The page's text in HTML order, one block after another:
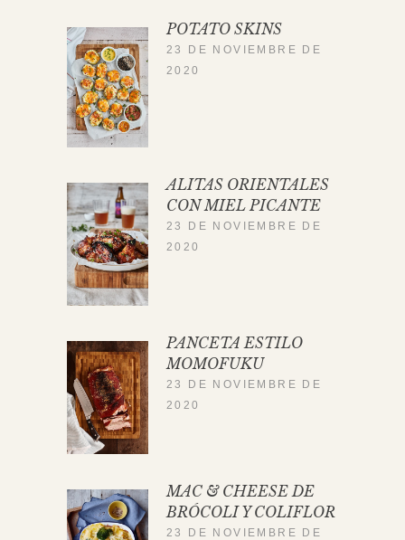
POTATO SKINS
23 DE NOVIEMBRE DE
2020
ALITAS ORIENTALES
CON MIEL PICANTE
23 DE NOVIEMBRE DE
2020
PANCETA ESTILO
MOMOFUKU
23 DE NOVIEMBRE DE
2020
MAC & CHEESE DE
BRÓCOLI Y COLIFLOR
23 DE NOVIEMBRE DE